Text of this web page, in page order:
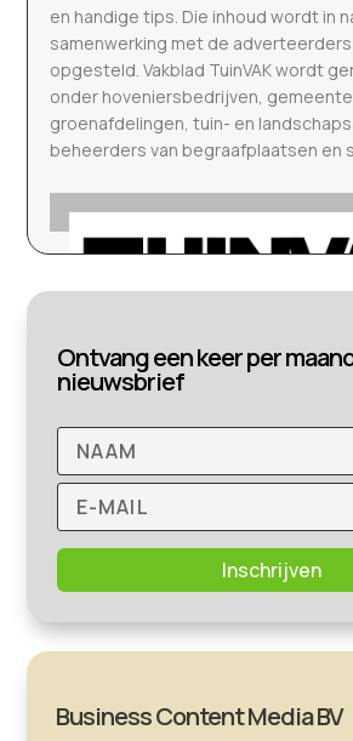
en handige tips. Die inhoud wordt in
samenwerking met de
opgesteld. Vakblad TuinVAK wordt
onder hoveniersbedrijven,
groenafdelingen, tuin- en
beheerders van begraafplaatsen en
Ontvang een keer per
nieuwsbrief
Inschrijven
Business Content Media BV